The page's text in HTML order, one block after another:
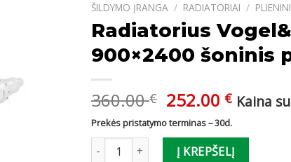
ŠILDYMO ĮRANGA / RADIATORIAI /
Radiatorius
900×2400 šoninis
360.00€ Original
price
was:
360.00 €.
252.00 €Current
is:
252.00
Kaina
Prekės pristatymo terminas – 30d.
produkto kiekis: Radiatorius Vogel&Noot
Į KREPŠELĮ